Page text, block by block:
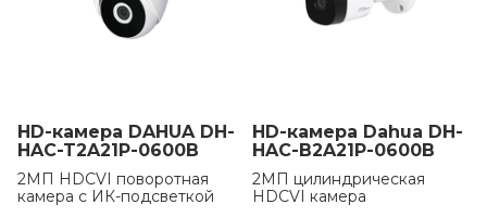
HD-камера DAHUA DH-
HAC-T2A21P-0600B
2MП HDCVI поворотная
камера с ИК-подсветкой
HD-камера Dahua DH-
HAC-B2A21P-0600B
2MП цилиндрическая
HDCVI камера